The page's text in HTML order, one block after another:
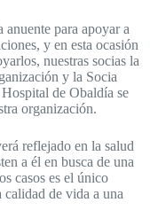
para apoyar a
y en esta ocasión
nuestras socias la
y la Socia
de Obaldía se
organización.
reflejado en la salud
a él en busca de una
casos es el único
calidad de vida a una